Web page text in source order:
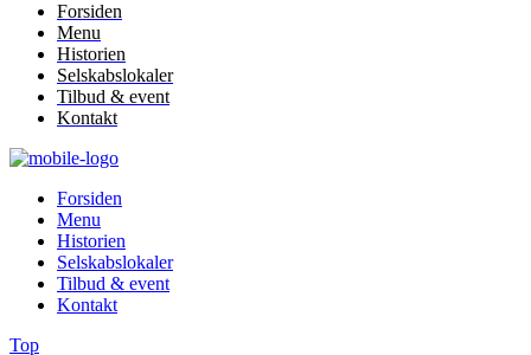
Forsiden
Menu
Historien
Selskabslokaler
Tilbud & event
Kontakt
Forsiden
Menu
Historien
Selskabslokaler
Tilbud & event
Kontakt
Top